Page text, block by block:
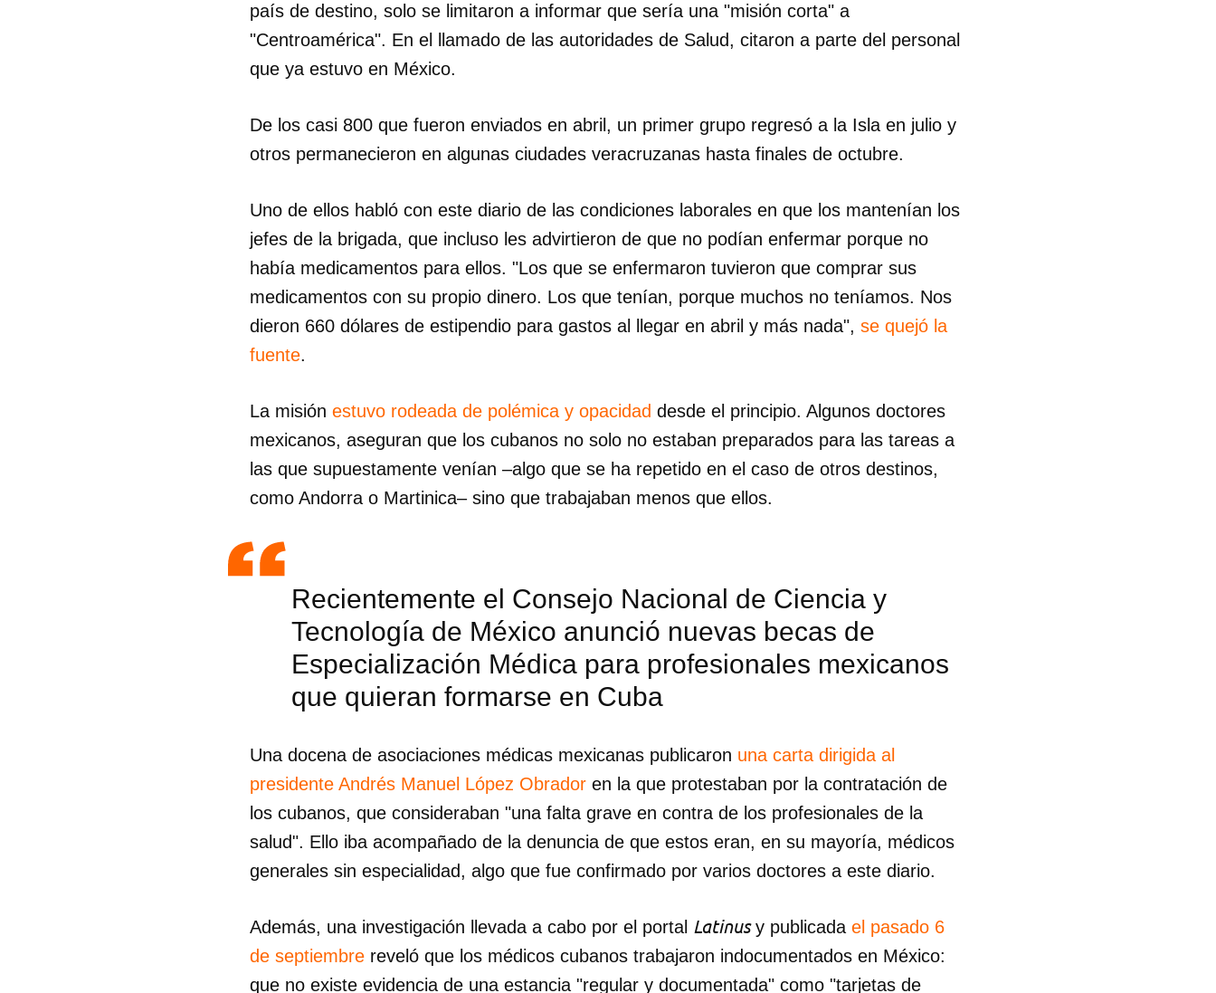
país de destino, solo se limitaron a informar que sería una "misión corta" a
"Centroamérica". En el llamado de las autoridades de Salud, citaron a parte del personal
que ya estuvo en México.
De los casi 800 que fueron enviados en abril, un primer grupo regresó a la Isla en julio y
otros permanecieron en algunas ciudades veracruzanas hasta finales de octubre.
Uno de ellos habló con este diario de las condiciones laborales en que los mantenían los
jefes de la brigada, que incluso les advirtieron de que no podían enfermar porque no
había medicamentos para ellos. "Los que se enfermaron tuvieron que comprar sus
medicamentos con su propio dinero. Los que tenían, porque muchos no teníamos. Nos
dieron 660 dólares de estipendio para gastos al llegar en abril y más nada", se quejó la
fuente.
La misión estuvo rodeada de polémica y opacidad desde el principio. Algunos doctores
mexicanos, aseguran que los cubanos no solo no estaban preparados para las tareas a
las que supuestamente venían –algo que se ha repetido en el caso de otros destinos,
como Andorra o Martinica– sino que trabajaban menos que ellos.
Recientemente el Consejo Nacional de Ciencia y
Tecnología de México anunció nuevas becas de
Especialización Médica para profesionales mexicanos
que quieran formarse en Cuba
Una docena de asociaciones médicas mexicanas publicaron una carta dirigida al
presidente Andrés Manuel López Obrador en la que protestaban por la contratación de
los cubanos, que consideraban "una falta grave en contra de los profesionales de la
salud". Ello iba acompañado de la denuncia de que estos eran, en su mayoría, médicos
generales sin especialidad, algo que fue confirmado por varios doctores a este diario.
Además, una investigación llevada a cabo por el portal Latinusy publicada el pasado 6
de septiembre reveló que los médicos cubanos trabajaron indocumentados en México:
que no existe evidencia de una estancia "regular y documentada" como "tarjetas de